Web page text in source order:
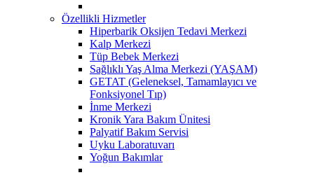
Özellikli Hizmetler
Hiperbarik Oksijen Tedavi Merkezi
Kalp Merkezi
Tüp Bebek Merkezi
Sağlıklı Yaş Alma Merkezi (YAŞAM)
GETAT (Geleneksel, Tamamlayıcı ve
Fonksiyonel Tıp)
İnme Merkezi
Kronik Yara Bakım Ünitesi
Palyatif Bakım Servisi
Uyku Laboratuvarı
Yoğun Bakımlar